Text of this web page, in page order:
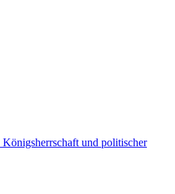
und politischer